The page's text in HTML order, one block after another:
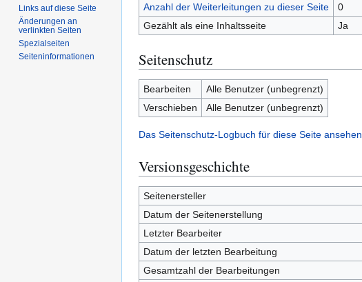
Anzahl der Weiterleitungen zu dieser Seite
0
Gezählt als eine Inhaltsseite
Ja
Seitenschutz
Bearbeiten
Alle Benutzer (unbegrenzt)
Verschieben
Alle Benutzer (unbegrenzt)
Das Seitenschutz-Logbuch für diese Seite ansehen.
Versionsgeschichte
Seitenersteller
Datum der Seitenerstellung
Letzter Bearbeiter
Datum der letzten Bearbeitung
Gesamtzahl der Bearbeitungen
Links auf diese Seite
Änderungen an
verlinkten Seiten
Spezialseiten
Seiten­­informationen